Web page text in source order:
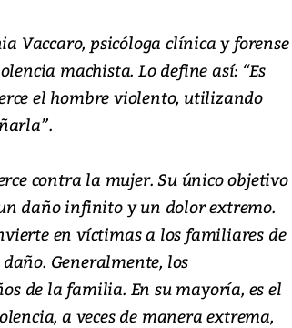
Vaccaro, psicóloga clínica y forense
machista. Lo define así: “Es
el hombre violento, utilizando
contra la mujer. Su único objetivo
daño infinito y un dolor extremo.
en víctimas a los familiares de
Generalmente, los
de la familia. En su mayoría, es el
a veces de manera extrema,